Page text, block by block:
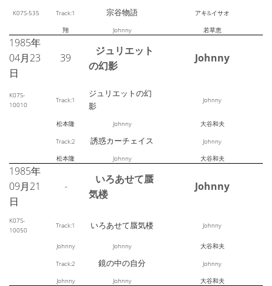
K07S-535 Track:1 宗谷物語 アキ&イサオ
翔 Johnny 若草恵
1985年
04月23
日
39
ジュリエット
の幻影
Johnny
K07S-
10010
Track:1
ジュリエットの幻
影
Johnny
松本隆 Johnny 大谷和夫
Track:2 誘惑カーチェイス Johnny
松本隆 Johnny 大谷和夫
1985年
09月21
日
-
いろあせて蜃
気楼
Johnny
K07S-
10050
Track:1 いろあせて蜃気楼 Johnny
Johnny Johnny 大谷和夫
Track:2 鏡の中の自分 Johnny
Johnny Johnny 大谷和夫